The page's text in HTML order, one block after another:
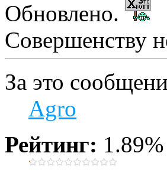
Обновлено.
Совершенству
За это
Agro
Рейтинг: 1.89%